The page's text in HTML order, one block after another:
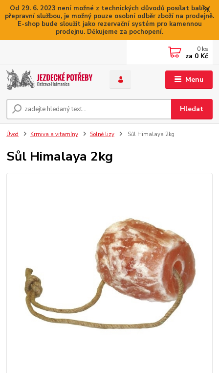
Od 29. 6. 2023 není možné z technických důvodů posílat balíky
přepravní službou, je možný pouze osobní odběr zboží na prodejně.
E-shop bude sloužit jako rezervační systém pro kamennou
prodejnu. Děkujeme za pochopení.
Menu
Hledat
0 ks
za 0 Kč
Úvod Krmiva a vitamíny Solné lizy Sůl Himalaya 2kg
Sůl Himalaya 2kg